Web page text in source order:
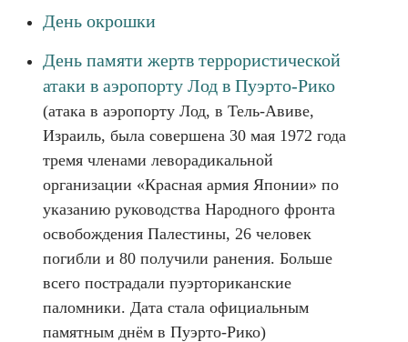
День окрошки
День памяти жертв террористической
атаки в аэропорту Лод в Пуэрто-Рико
(атака в аэропорту Лод, в Тель-Авиве,
Израиль, была совершена 30 мая 1972 года
тремя членами леворадикальной
организации «Красная армия Японии» по
указанию руководства Народного фронта
освобождения Палестины, 26 человек
погибли и 80 получили ранения. Больше
всего пострадали пуэрториканские
паломники. Дата стала официальным
памятным днём в Пуэрто-Рико)